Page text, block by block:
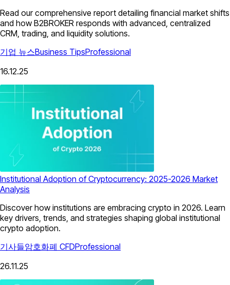
Read our comprehensive report detailing financial market shifts
and how B2BROKER responds with advanced, centralized
CRM, trading, and liquidity solutions.
기업 뉴스Business TipsProfessional
16.12.25
Institutional Adoption of Cryptocurrency: 2025-2026 Market
Analysis
Discover how institutions are embracing crypto in 2026. Learn
key drivers, trends, and strategies shaping global institutional
crypto adoption.
기사들암호화폐 CFDProfessional
26.11.25